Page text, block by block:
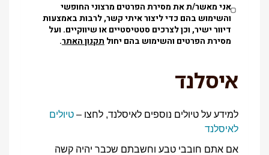
אני מאשר/ת את מסירת הפרטים מרצוני החופשי
והשימוש בהם כדי ליצור איתי קשר, לרבות באמצעות
דיוור ישיר, וכן לצרכים סטטיסטיים או שיווקיים. ועל
מסירת הפרטים והשימוש בהם יחול תקנון האתר.
איסלנד
למידע על טיולים נוספים לאיסלנד, לחצו – טיולים
לאיסלנד
אם אתם חובבי טבע וחשבתם שכבר יהיה קשה